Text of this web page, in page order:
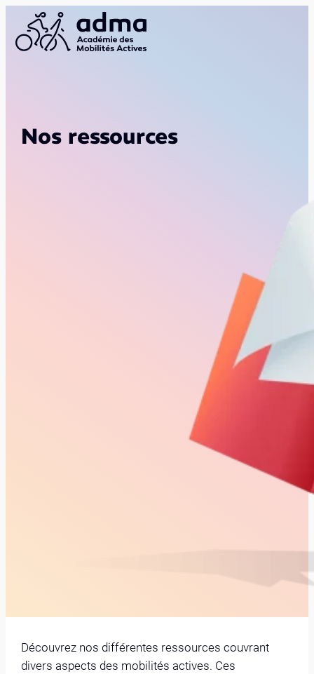
Nos ressources
Découvrez nos différentes ressources couvrant
divers aspects des mobilités actives. Ces